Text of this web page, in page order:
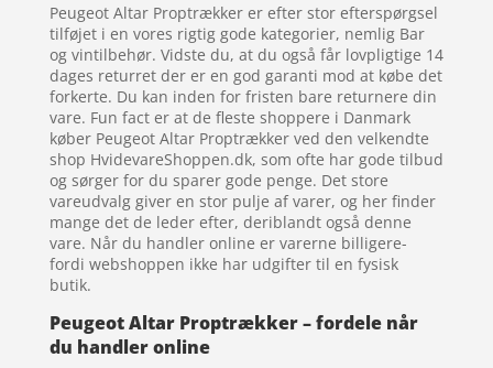
Peugeot Altar Proptrækker er efter stor efterspørgsel
tilføjet i en vores rigtig gode kategorier, nemlig Bar
og vintilbehør. Vidste du, at du også får lovpligtige 14
dages returret der er en god garanti mod at købe det
forkerte. Du kan inden for fristen bare returnere din
vare. Fun fact er at de fleste shoppere i Danmark
køber Peugeot Altar Proptrækker ved den velkendte
shop HvidevareShoppen.dk, som ofte har gode tilbud
og sørger for du sparer gode penge. Det store
vareudvalg giver en stor pulje af varer, og her finder
mange det de leder efter, deriblandt også denne
vare. Når du handler online er varerne billigere-
fordi webshoppen ikke har udgifter til en fysisk
butik.
Peugeot Altar Proptrækker – fordele når
du handler online